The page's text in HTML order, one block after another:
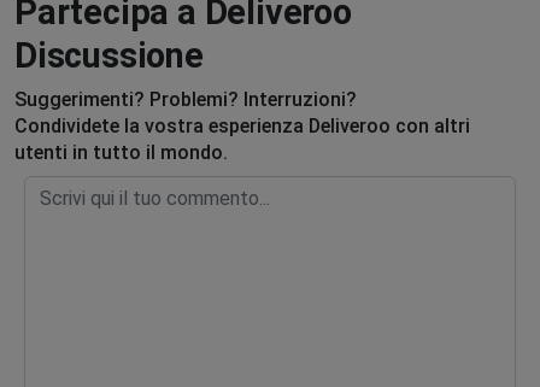
Partecipa a Deliveroo
Discussione
Suggerimenti? Problemi? Interruzioni?
Condividete la vostra esperienza Deliveroo con altri
utenti in tutto il mondo.